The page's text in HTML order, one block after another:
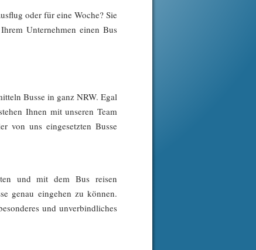
oder für eine Woche? Sie
Unternehmen einen Bus
Busse in ganz NRW. Egal
Ihnen mit unseren Team
von uns eingesetzten Busse
und mit dem Bus reisen
genau eingehen zu können.
und unverbindliches